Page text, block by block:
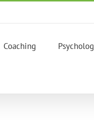
Coaching